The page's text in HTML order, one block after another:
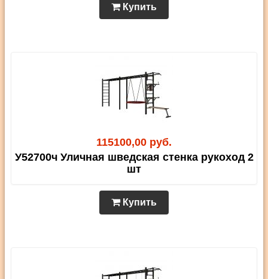
Купить
115100,00 руб.
У52700ч Уличная шведская стенка рукоход 2
шт
Купить